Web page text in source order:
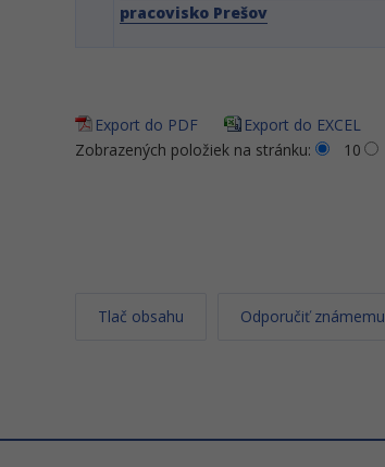
pracovisko Prešov
Export do PDF Export do EXCEL
Zobrazených položiek na stránku:
10
Tlač obsahu Odporučiť známemu